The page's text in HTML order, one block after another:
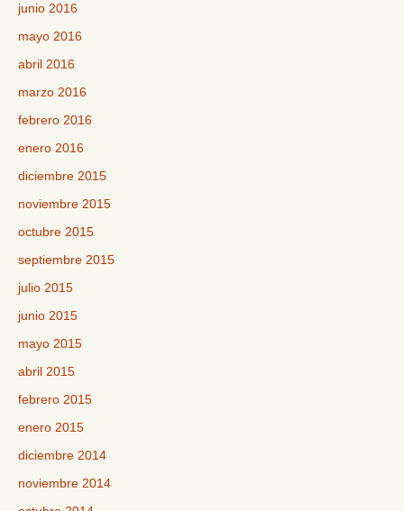
junio 2016
mayo 2016
abril 2016
marzo 2016
febrero 2016
enero 2016
diciembre 2015
noviembre 2015
octubre 2015
septiembre 2015
julio 2015
junio 2015
mayo 2015
abril 2015
febrero 2015
enero 2015
diciembre 2014
noviembre 2014